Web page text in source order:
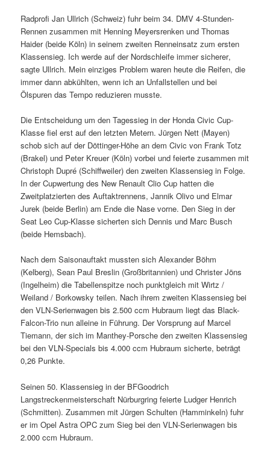
Radprofi Jan Ullrich (Schweiz) fuhr beim 34. DMV 4-Stunden-
Rennen zusammen mit Henning Meyersrenken und Thomas
Haider (beide Köln) in seinem zweiten Renneinsatz zum ersten
Klassensieg. Ich werde auf der Nordschleife immer sicherer,
sagte Ullrich. Mein einziges Problem waren heute die Reifen, die
immer dann abkühlten, wenn ich an Unfallstellen und bei
Ölspuren das Tempo reduzieren musste.
Die Entscheidung um den Tagessieg in der Honda Civic Cup-
Klasse fiel erst auf den letzten Metern. Jürgen Nett (Mayen)
schob sich auf der Döttinger-Höhe an dem Civic von Frank Totz
(Brakel) und Peter Kreuer (Köln) vorbei und feierte zusammen mit
Christoph Dupré (Schiffweiler) den zweiten Klassensieg in Folge.
In der Cupwertung des New Renault Clio Cup hatten die
Zweitplatzierten des Auftaktrennens, Jannik Olivo und Elmar
Jurek (beide Berlin) am Ende die Nase vorne. Den Sieg in der
Seat Leo Cup-Klasse sicherten sich Dennis und Marc Busch
(beide Hemsbach).
Nach dem Saisonauftakt mussten sich Alexander Böhm
(Kelberg), Sean Paul Breslin (Großbritannien) und Christer Jöns
(Ingelheim) die Tabellenspitze noch punktgleich mit Wirtz /
Weiland / Borkowsky teilen. Nach ihrem zweiten Klassensieg bei
den VLN-Serienwagen bis 2.500 ccm Hubraum liegt das Black-
Falcon-Trio nun alleine in Führung. Der Vorsprung auf Marcel
Tiemann, der sich im Manthey-Porsche den zweiten Klassensieg
bei den VLN-Specials bis 4.000 ccm Hubraum sicherte, beträgt
0,26 Punkte.
Seinen 50. Klassensieg in der BFGoodrich
Langstreckenmeisterschaft Nürburgring feierte Ludger Henrich
(Schmitten). Zusammen mit Jürgen Schulten (Hamminkeln) fuhr
er im Opel Astra OPC zum Sieg bei den VLN-Serienwagen bis
2.000 ccm Hubraum.